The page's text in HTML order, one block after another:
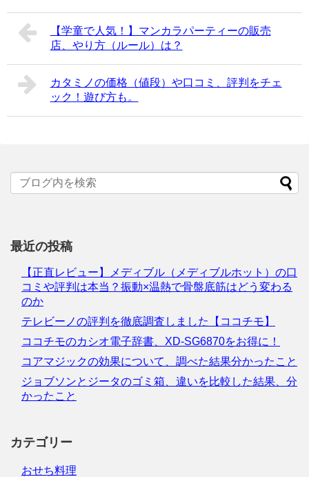
【学童で人気！】マンカラパーティーの販売
店、やり方（ルール）は？
カタミノの価格（値段）や口コミ、評判をチェ
ック！遊び方も。
最近の投稿
【正直レビュー】メディブル（メディブルホット）の口
コミや評判は本当？振動×温熱で骨盤底筋はどう変わる
のか
テレビーノの評判を徹底調査しました【ココチモ】
ココチモのカシオ電子辞書、XD-SG6870をお得に！
コアマジックの効果について、調べた結果分かったこと
ジョブソンとジータのゴミ箱、違いを比較した結果、分
かったこと
カテゴリー
おせち料理